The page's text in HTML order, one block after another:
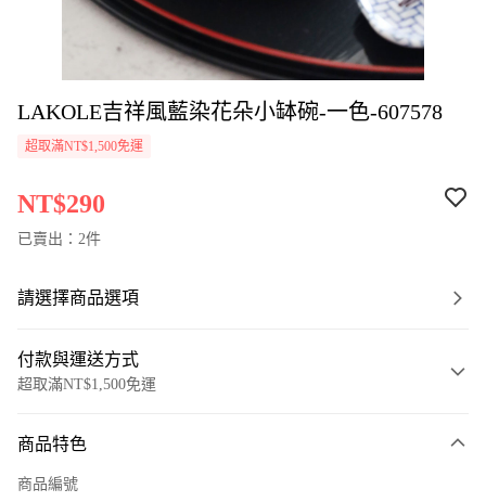
LAKOLE吉祥風藍染花朵小缽碗-一色-607578
超取滿NT$1,500免運
NT$290
已賣出：2件
請選擇商品選項
付款與運送方式
超取滿NT$1,500免運
信用卡一次付款
商品特色
商品編號